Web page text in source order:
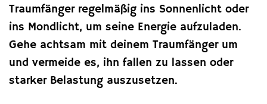
Traumfänger regelmäßig ins Sonnenlicht oder
ins Mondlicht, um seine Energie aufzuladen.
Gehe achtsam mit deinem Traumfänger um
und vermeide es, ihn fallen zu lassen oder
starker Belastung auszusetzen.